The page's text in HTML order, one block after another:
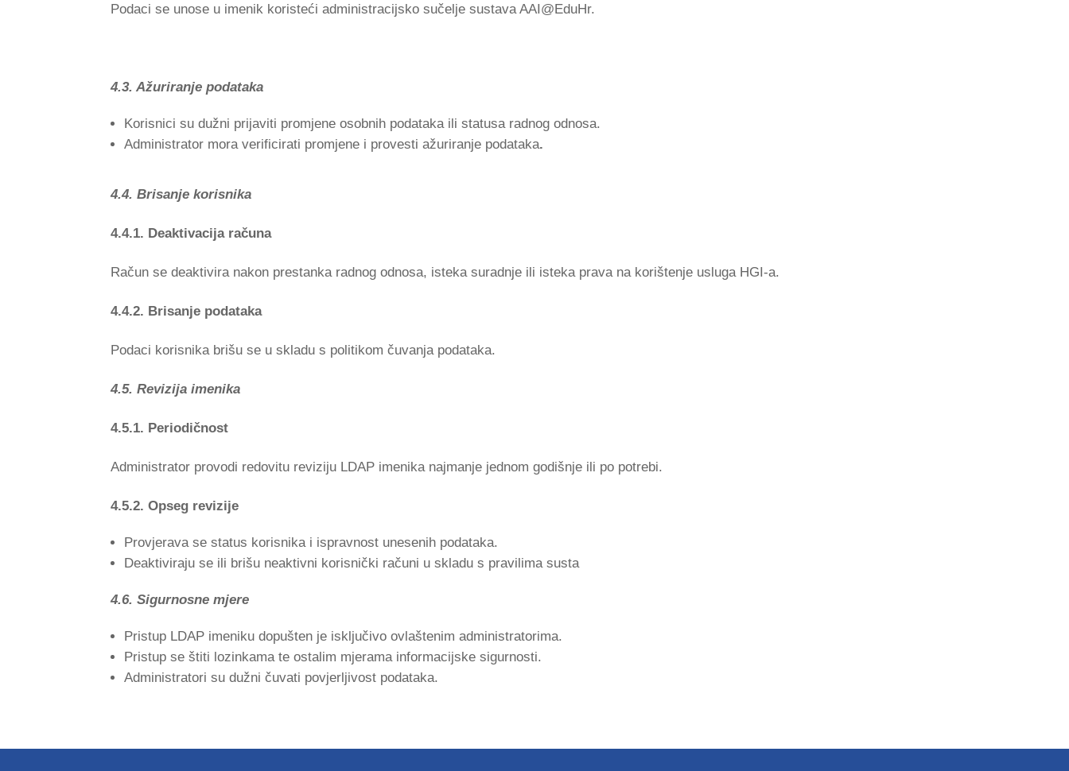
Podaci se unose u imenik koristeći administracijsko sučelje sustava AAI@EduHr.
4.3. Ažuriranje podataka
Korisnici su dužni prijaviti promjene osobnih podataka ili statusa radnog odnosa.
Administrator mora verificirati promjene i provesti ažuriranje podataka.
4.4. Brisanje korisnika
4.4.1. Deaktivacija računa
Račun se deaktivira nakon prestanka radnog odnosa, isteka suradnje ili isteka prava na korištenje usluga HGI-a.
4.4.2. Brisanje podataka
Podaci korisnika brišu se u skladu s politikom čuvanja podataka.
4.5. Revizija imenika
4.5.1. Periodičnost
Administrator provodi redovitu reviziju LDAP imenika najmanje jednom godišnje ili po potrebi.
4.5.2. Opseg revizije
Provjerava se status korisnika i ispravnost unesenih podataka.
Deaktiviraju se ili brišu neaktivni korisnički računi u skladu s pravilima susta
4.6. Sigurnosne mjere
Pristup LDAP imeniku dopušten je isključivo ovlaštenim administratorima.
Pristup se štiti lozinkama te ostalim mjerama informacijske sigurnosti.
Administratori su dužni čuvati povjerljivost podataka.